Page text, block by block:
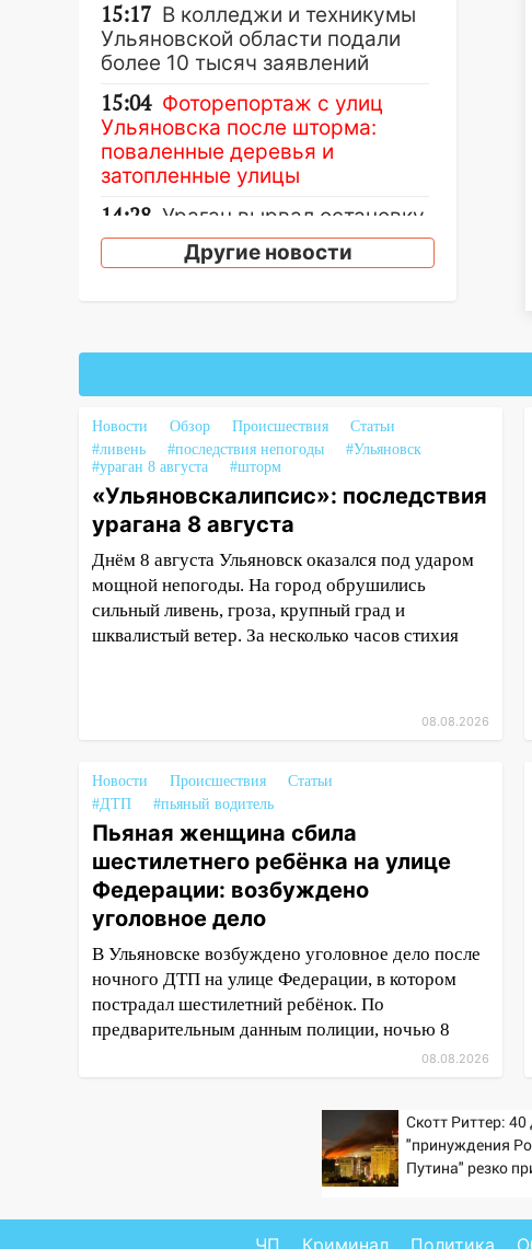
15:17 В колледжи и техникумы
Ульяновской области подали
более 10 тысяч заявлений
15:04 Фоторепортаж с улиц
Ульяновска после шторма:
поваленные деревья и
затопленные улицы
14:28 Ураган вырвал остановку
на улице Деева в Заволжье
коммунальщиков
14:16 Шторм продолжает
ломать город: на улице Любови
Шевцовой рухнул светофор
14:14
Студента из Ульяновска
обманули мошенники под
видом преподавателя
14:12 Куда жаловаться
ульяновцам на упавшее дерево
или затопленную улицу после
непогоды
опалубку со строящегося дома
13:54
В мэрии Ульяновска
рассказали, как устраняют
последствия мощного шторма
13:49 Стихия продолжает
крушить Ульяновск: дерево
рухнуло на дом на
Орджоникидзе
13:47 На Нижней Террасе
мощным ветром вырвало
дерево с корнем
Непогода продолжает
бить по транспорту: в
рельсов
Другие новости
Новости Обзор Происшествия
Статьи
#ливень
#последствия непогоды
#Ульяновск
#ураган 8 августа
#шторм
«Ульяновскалипсис»: последствия
урагана 8 августа
Днём 8 августа Ульяновск оказался под ударом
мощной непогоды. На город обрушились
сильный ливень, гроза, крупный град и
шквалистый ветер. За несколько часов стихия
08.08.2026
Новости Происшествия
Статьи
#ДТП
#пьяный водитель
Пьяная женщина сбила
шестилетнего ребёнка на улице
Федерации: возбуждено
уголовное дело
В Ульяновске возбуждено уголовное дело после
ночного ДТП на улице Федерации, в котором
пострадал шестилетний ребёнок. По
предварительным данным полиции, ночью 8
08.08.2026
Скотт Риттер: 40
"принуждения
Путина" резко
ЧП Криминал Политика